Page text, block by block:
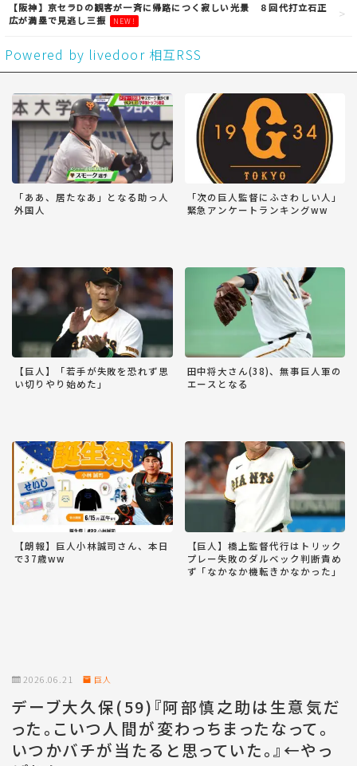
【阪神】京セラDの観客が一斉に帰路につく寂しい光景 ８回代打立石正
広が満塁で見逃し三振
NEW!
Powered by livedoor 相互RSS
「ああ、居たなあ」となる助っ人
外国人
「次の巨人監督にふさわしい人」
緊急アンケートランキングww
【巨人】「若手が失敗を恐れず思
い切りやり始めた」
田中将大さん(38)、無事巨人軍の
エースとなる
【朗報】巨人小林誠司さん、本日
で37歳ww
【巨人】橋上監督代行はトリック
プレー失敗のダルベック判断責め
ず「なかなか機転きかなかった」
2026.06.21 巨人
デーブ大久保(59)『阿部慎之助は生意気だ
った。こいつ人間が変わっちまったなって。
いつかバチが当たると思っていた。』←やっ